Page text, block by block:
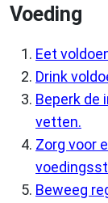
Voeding
Eet
Drink
Beperk de
vetten.
Zorg voor
Beweeg